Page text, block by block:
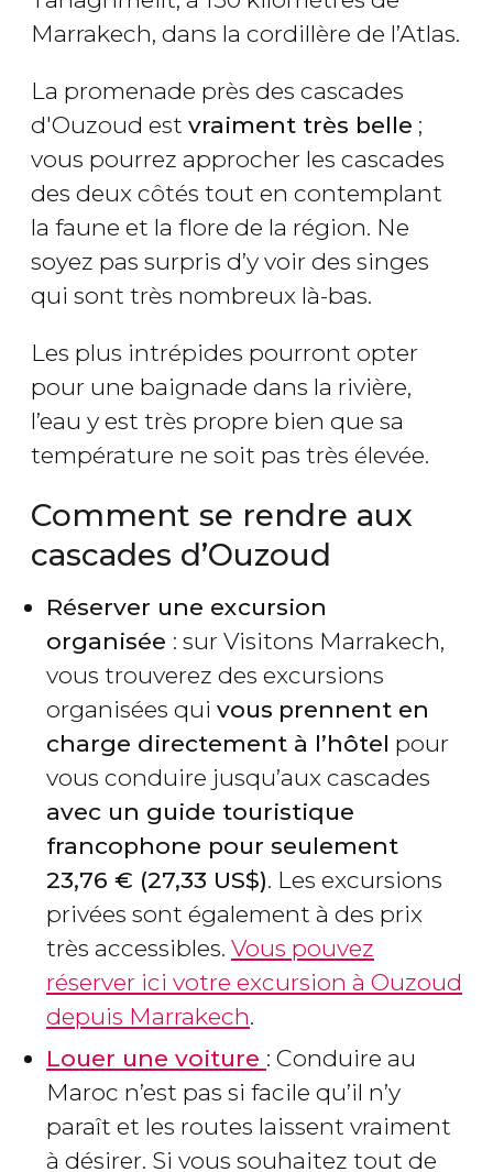
Marrakech, dans la cordillère de l’Atlas.
La promenade près des cascades
d'Ouzoud est vraiment très belle ;
vous pourrez approcher les cascades
des deux côtés tout en contemplant
la faune et la flore de la région. Ne
soyez pas surpris d’y voir des singes
qui sont très nombreux là-bas.
Les plus intrépides pourront opter
pour une baignade dans la rivière,
l’eau y est très propre bien que sa
température ne soit pas très élevée.
Comment se rendre aux
cascades d’Ouzoud
Réserver une excursion
organisée : sur Visitons Marrakech,
vous trouverez des excursions
organisées qui vous prennent en
charge directement à l’hôtel pour
vous conduire jusqu’aux cascades
avec un guide touristique
francophone pour seulement
23,76 € (27,33 US$). Les excursions
privées sont également à des prix
très accessibles. Vous pouvez
réserver ici votre excursion à Ouzoud
depuis Marrakech.
Louer une voiture : Conduire au
Maroc n’est pas si facile qu’il n’y
paraît et les routes laissent vraiment
à désirer. Si vous souhaitez tout de